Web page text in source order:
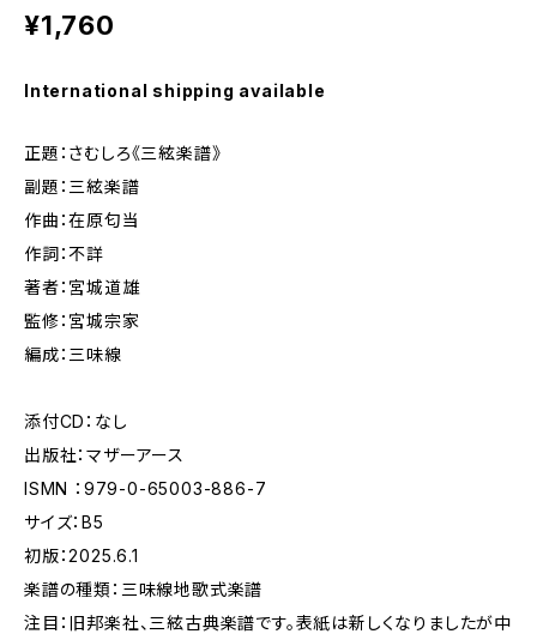
¥1,760
International shipping available
正題：さむしろ《三絃楽譜》
副題：三絃楽譜
作曲：在原匂当
作詞：不詳
著者：宮城道雄
監修：宮城宗家
編成：三味線
添付CD：なし
出版社：マザーアース
ISMN ：979-0-65003-886-7
サイズ：B5
初版：2025.6.1
楽譜の種類：三味線地歌式楽譜
注目：旧邦楽社、三絃古典楽譜です。表紙は新しくなりましたが中